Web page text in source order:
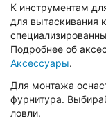
К инструментам
для вытаскивания
Подробнее об
Аксессуары.
Для монтажа
фурнитура.
ловли.